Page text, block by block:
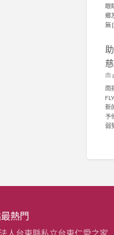
眼
鄉
無
由
雨
新
予
弱
熱門